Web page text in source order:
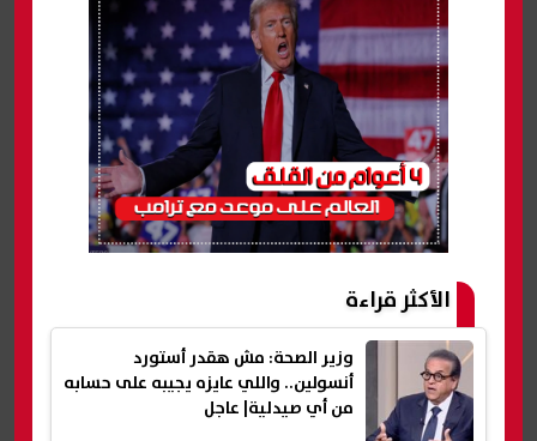
الأكثر قراءة
وزير الصحة: مش هقدر أستورد
أنسولين.. واللي عايزه يجيبه على حسابه
من أي صيدلية| عاجل